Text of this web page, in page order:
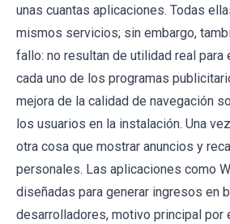
unas cuantas aplicaciones. Todas
mismos servicios; sin embargo,
fallo: no resultan de utilidad real para
cada uno de los programas
mejora de la calidad de navegación
los usuarios en la instalación. Una
otra cosa que mostrar anuncios y
personales. Las aplicaciones como
diseñadas para generar ingresos en
desarrolladores, motivo principal por